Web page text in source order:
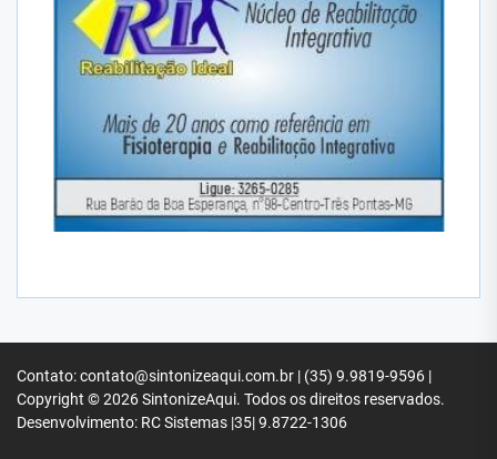
Contato: contato@sintonizeaqui.com.br | (35) 9.9819-9596 |
Copyright © 2026SintonizeAqui. Todos os direitos reservados.
Desenvolvimento: RC Sistemas |35| 9.8722-1306